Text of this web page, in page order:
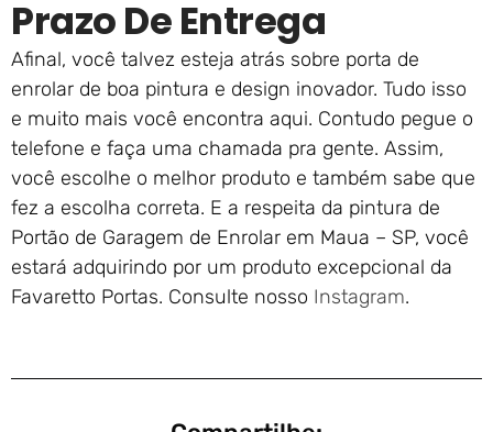
Prazo De Entrega
Afinal, você talvez esteja atrás sobre porta de
enrolar de boa pintura e design inovador. Tudo isso
e muito mais você encontra aqui. Contudo pegue o
telefone e faça uma chamada pra gente. Assim,
você escolhe o melhor produto e também sabe que
fez a escolha correta. E a respeita da pintura de
Portão de Garagem de Enrolar em Maua – SP, você
estará adquirindo por um produto excepcional da
Favaretto Portas. Consulte nosso Instagram.